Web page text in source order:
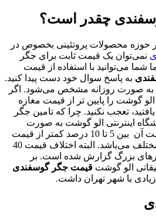
چقدر است؟
حوزه محصولات پروتئینی بخصوص در
نمی‌توان یک قیمت ثابت برای جگر
شما می‌توانید با استفاده از قیمت
به پاسخ سوال خود دست پیدا کنید.
به صورت روزانه مشخص می‌شود. اگر
الو گوشت را پایین تر از قیمت مغازه‌
یافتید، تعجب نکنید. چرا که تامین جگر
اینترنتی الو گوشت به صورت
عمده می‌باشد و معمولا قیمت آن بین 5 تا 10 درصد کمتر از قیمت
خورده فروشی در مناطق مختلف می‌باشد. البته اختلاف قیمت 40
بزرگ گزارش شده است. بر
الو گوشت قیمت جگر گوسفندی
زیادی با شهر تهران داشت.